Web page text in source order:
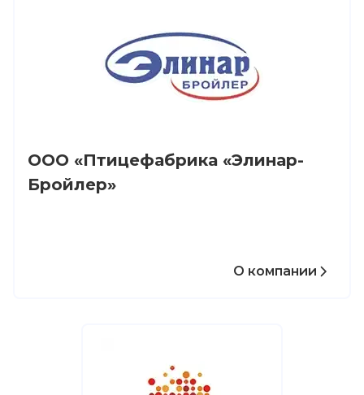
ООО «Птицефабрика «Элинар-
Бройлер»
О компании